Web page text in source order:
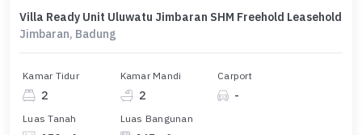
Villa Ready Unit Uluwatu Jimbaran SHM Freehold Leasehold
Jimbaran, Badung
Kamar Tidur
2
Kamar Mandi
2
Carport
-
Luas Tanah Luas Bangunan